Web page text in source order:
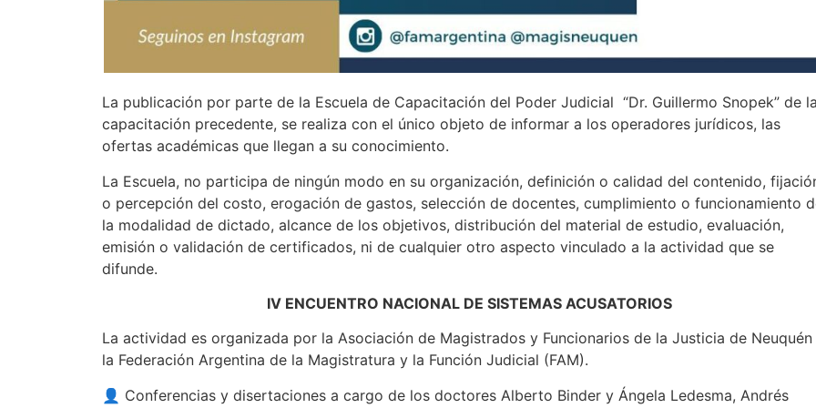
La publicación por parte de la Escuela de Capacitación del Poder Judicial “Dr. Guillermo Snopek” de la
capacitación precedente, se realiza con el único objeto de informar a los operadores jurídicos, las
ofertas académicas que llegan a su conocimiento.
La Escuela, no participa de ningún modo en su organización, definición o calidad del contenido,
o percepción del costo, erogación de gastos, selección de docentes, cumplimiento o funcionamiento
la modalidad de dictado, alcance de los objetivos, distribución del material de estudio, evaluación,
emisión o validación de certificados, ni de cualquier otro aspecto vinculado a la actividad que se
difunde.
IV ENCUENTRO NACIONAL DE SISTEMAS ACUSATORIOS
La actividad es organizada por la Asociación de Magistrados y Funcionarios de la Justicia de Neuquén
la Federación Argentina de la Magistratura y la Función Judicial (FAM).
👤 Conferencias y disertaciones a cargo de los doctores Alberto Binder y Ángela Ledesma, Andrés